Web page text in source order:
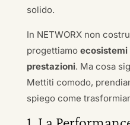
solido.
In NETWORX non
progettiamo
prestazioni. Ma cosa
Mettiti comodo,
spiego come